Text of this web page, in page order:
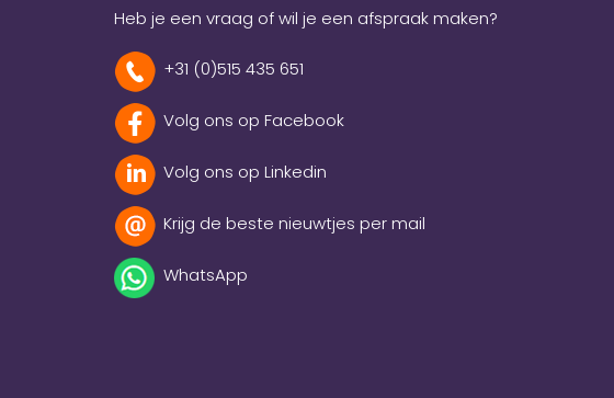
Heb je een vraag of wil je een afspraak maken?
+31 (0)515 435 651
Volg ons op Facebook
Volg ons op Linkedin
Krijg de beste nieuwtjes per mail
WhatsApp